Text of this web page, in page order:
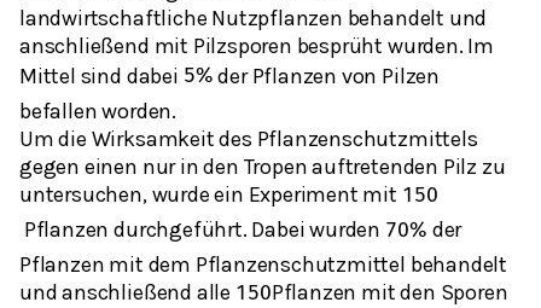
landwirtschaftliche Nutzpflanzen behandelt und
anschließend mit Pilzsporen besprüht wurden. Im
Mittel sind dabei 5% der Pflanzen von Pilzen
befallen worden.
Um die Wirksamkeit des Pflanzenschutzmittels
gegen einen nur in den Tropen auftretenden Pilz zu
untersuchen, wurde ein Experiment mit 150
Pflanzen durchgeführt. Dabei wurden 70% der
Pflanzen mit dem Pflanzenschutzmittel behandelt
und anschließend alle 150Pflanzen mit den Sporen